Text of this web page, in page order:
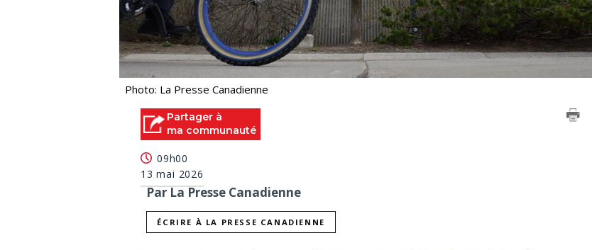
Photo: La Presse Canadienne
Partager à
ma communauté
09h00
13 mai 2026
Par La Presse Canadienne
ÉCRIRE À LA PRESSE CANADIENNE